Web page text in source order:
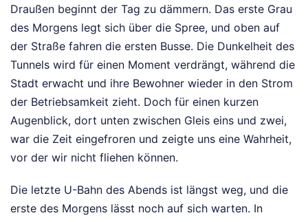
Draußen beginnt der Tag zu dämmern. Das erste Grau
des Morgens legt sich über die Spree, und oben auf
der Straße fahren die ersten Busse. Die Dunkelheit des
Tunnels wird für einen Moment verdrängt, während die
Stadt erwacht und ihre Bewohner wieder in den Strom
der Betriebsamkeit zieht. Doch für einen kurzen
Augenblick, dort unten zwischen Gleis eins und zwei,
war die Zeit eingefroren und zeigte uns eine Wahrheit,
vor der wir nicht fliehen können.
Die letzte U-Bahn des Abends ist längst weg, und die
erste des Morgens lässt noch auf sich warten. In